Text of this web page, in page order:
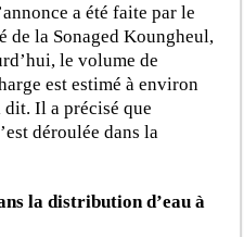
a été faite par le
de la Sonaged Koungheul,
le volume de
est estimé à environ
Il a précisé que
déroulée dans la
la distribution d’eau à